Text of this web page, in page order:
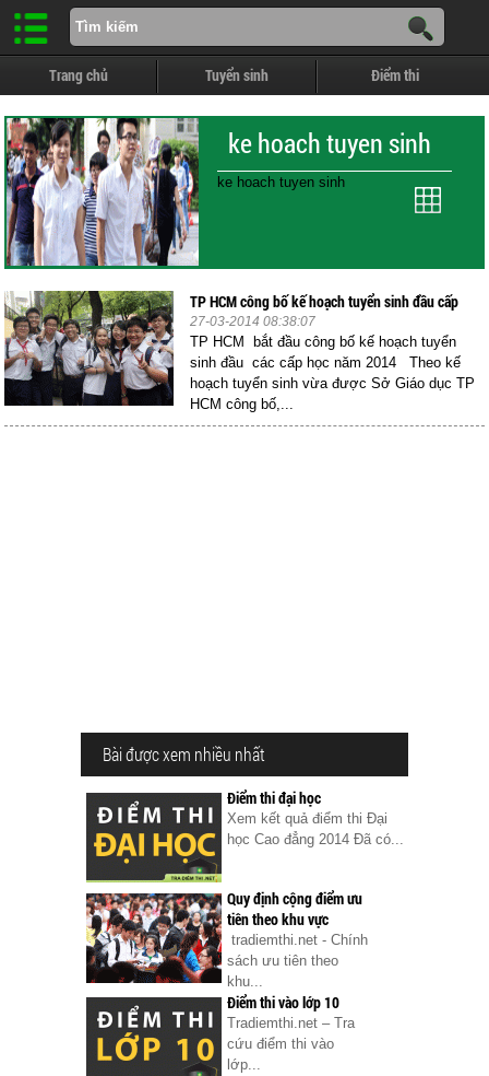
Trang chủ Tuyển sinh Điểm thi
ke hoach tuyen sinh
ke hoach tuyen sinh
TP HCM công bố kế hoạch tuyển sinh đầu cấp
27-03-2014 08:38:07
TP HCM bắt đầu công bố kế hoạch tuyển
sinh đầu các cấp học năm 2014 Theo kế
hoạch tuyển sinh vừa được Sở Giáo dục TP
HCM công bố,...
Bài được xem nhiều nhất
Điểm thi đại học
Xem kết quả điểm thi Đại
học Cao đẳng 2014 Đã có...
Quy định cộng điểm ưu
tiên theo khu vực
tradiemthi.net - Chính
sách ưu tiên theo
khu...
Điểm thi vào lớp 10
Tradiemthi.net – Tra
cứu điểm thi vào
lớp...